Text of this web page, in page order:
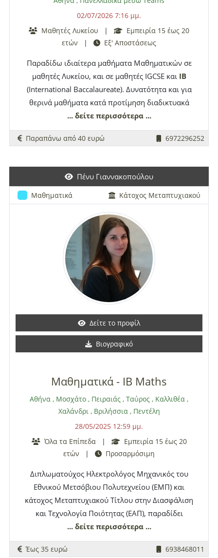
02/07/2026 7:16 μμ.
Μαθητές Λυκείου
|
Εμπειρία 15 έως 20
ετών
| Εξ' Αποστάσεως
Παραδίδω ιδιαίτερα μαθήματα Μαθηματικών σε
μαθητές Λυκείου, και σε μαθητές IGCSE και IB
(International Baccalaureate). Δυνατότητα και για
θερινά μαθήματα κατά προτίμηση διαδικτυακά
(online) μέσω Webex, Zoom, Teams ή Google
Meet. Τα μαθήματα επικεντρώνονται και
προσαρμόζονται, στον μέγιστο δυνατό βαθμό,
του εκάστοτε μαθητή.
... δείτε περισσότερα ...
Παραπάνω από 40 ευρώ 6972296252
Πένυ Γιαννακοπούλου
Μαθηματικά Κάτοχος Μεταπτυχιακού
Δείτε το προφίλ
Βιογραφικό
Μαθηματικά - IB Maths
Αθήνα , Μοσχάτο , Πειραιάς , Ταύρος , Καλλιθέα ,
Χαλάνδρι, Βριλήσσια, Πεντέλη
28/05/2025 12:59 μμ.
Όλα τα Επίπεδα
|
Εμπειρία 15 έως 20
ετών
| Προσαρμόσιμη
Διπλωματούχος Ηλεκτρολόγος Μηχανικός του
Εθνικού Μετσόβιου Πολυτεχνείου (ΕΜΠ) και
κάτοχος Μεταπτυχιακού Τίτλου στην Διασφάλιση
και Τεχνολογία Ποιότητας (ΕΑΠ), παραδίδει
ιδιαίτερα μαθήματαIB Mathematics
καθώς και μαθήματα Μαθηματικών για
προετοιμασία πανελληνίων εξετάσεων.
... δείτε περισσότερα ...
Έως 35 ευρώ 6938468011